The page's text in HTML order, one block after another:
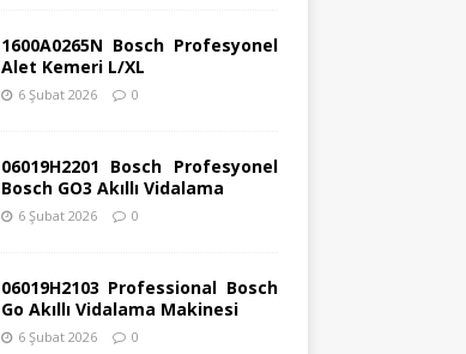
1600A0265N Bosch Profesyonel
Alet Kemeri L/XL
6 Şubat 2026 0
06019H2201 Bosch Profesyonel
Bosch GO3 Akıllı Vidalama
6 Şubat 2026 0
06019H2103 Professional Bosch
Go Akıllı Vidalama Makinesi
6 Şubat 2026 0